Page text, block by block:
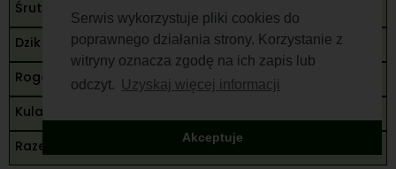
Serwis wykorzystuje pliki cookies do
poprawnego działania strony. Korzystanie z
witryny oznacza zgodę na ich zapis lub
odczyt.
Uzyskaj więcej informacji
Akceptuje
275
84
99
458